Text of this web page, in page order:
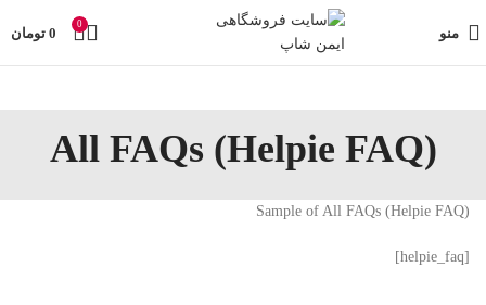
منو
0
0 تومان
All FAQs (Helpie FAQ)
Sample of All FAQs (Helpie FAQ)
[helpie_faq]
راحت خرید کنید در صورت مشکل حتما با پشتیبانی فروشگاه